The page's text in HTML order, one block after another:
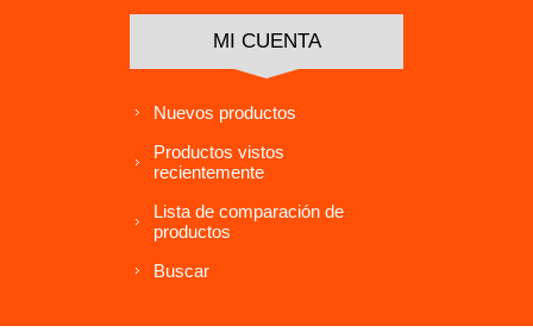
MI CUENTA
Nuevos productos
Productos vistos
recientemente
Lista de comparación de
productos
Buscar